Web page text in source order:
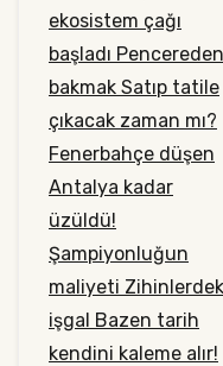
ekosistem çağı
başladı Pencereden
bakmak Satıp tatile
çıkacak zaman mı?
Fenerbahçe düşen
Antalya kadar
üzüldü!
Şampiyonluğun
maliyeti
işgal Bazen tarih
kendini kaleme alır!